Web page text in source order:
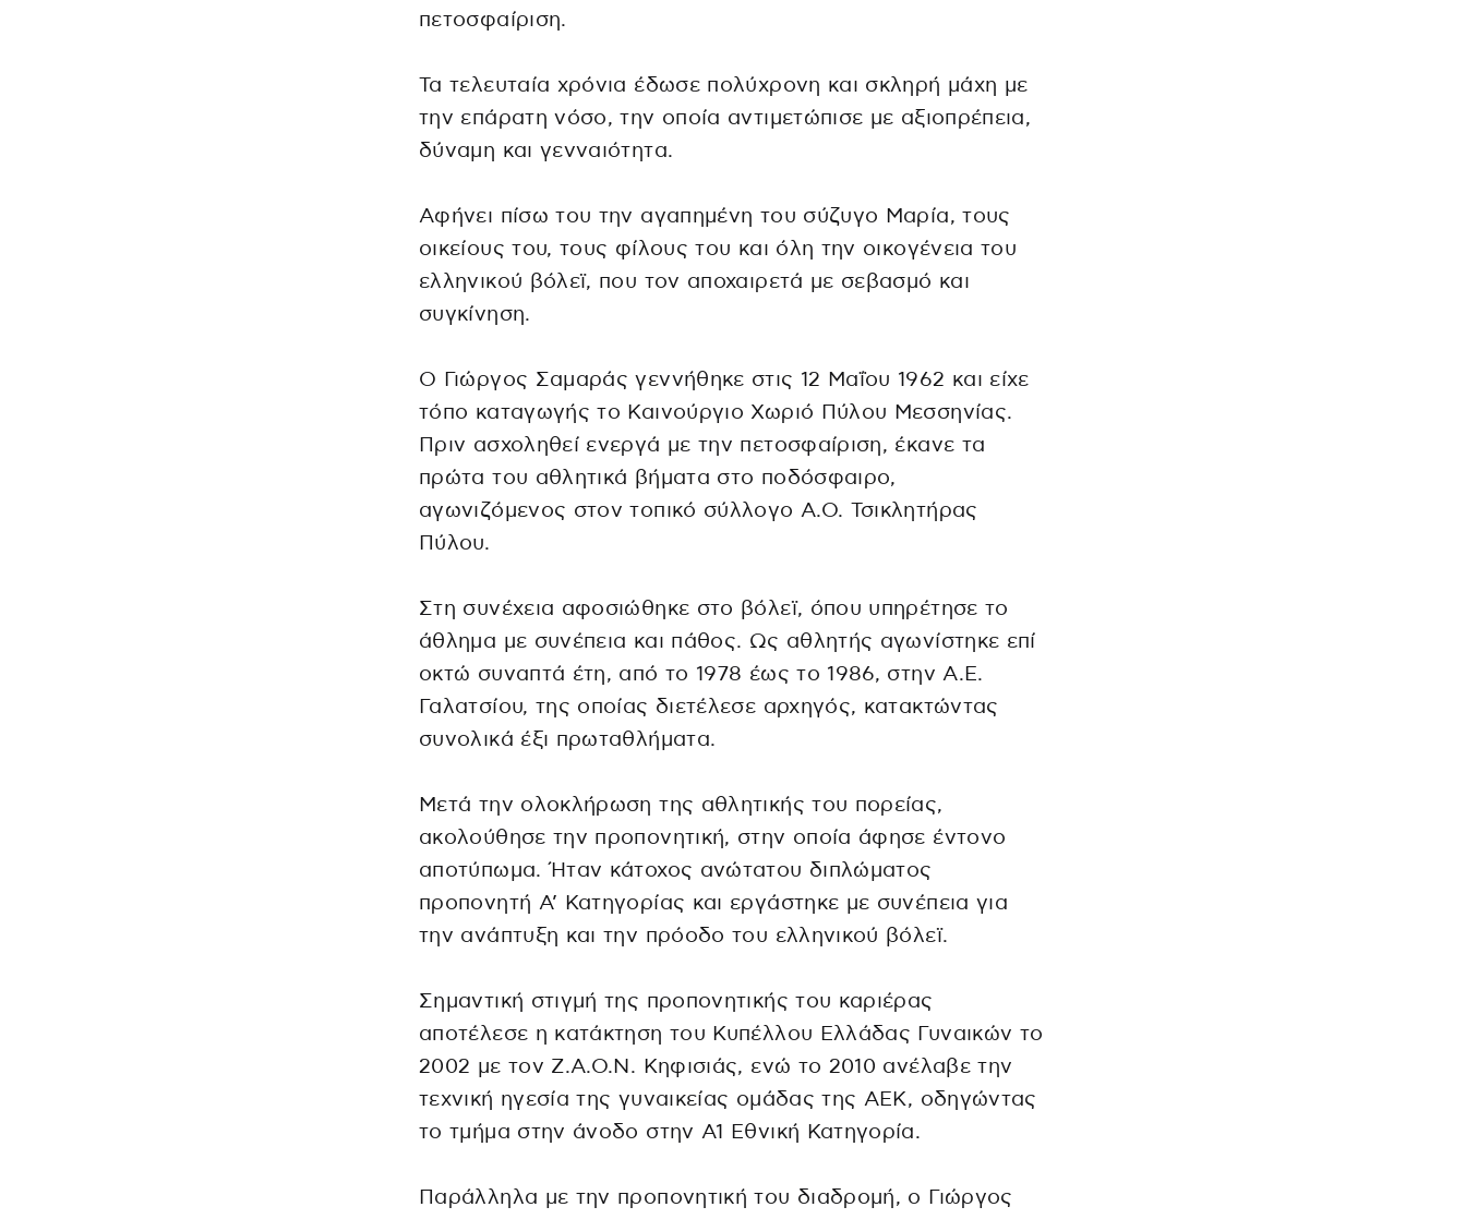
πετοσφαίριση.
Τα τελευταία χρόνια έδωσε πολύχρονη και σκληρή μάχη με
την επάρατη νόσο, την οποία αντιμετώπισε με αξιοπρέπεια,
δύναμη και γενναιότητα.
Αφήνει πίσω του την αγαπημένη του σύζυγο Μαρία, τους
οικείους του, τους φίλους του και όλη την οικογένεια του
ελληνικού βόλεϊ, που τον αποχαιρετά με σεβασμό και
συγκίνηση.
Ο Γιώργος Σαμαράς γεννήθηκε στις 12 Μαΐου 1962 και είχε
τόπο καταγωγής το Καινούργιο Χωριό Πύλου Μεσσηνίας.
Πριν ασχοληθεί ενεργά με την πετοσφαίριση, έκανε τα
πρώτα του αθλητικά βήματα στο ποδόσφαιρο,
αγωνιζόμενος στον τοπικό σύλλογο Α.Ο. Τσικλητήρας
Πύλου.
Στη συνέχεια αφοσιώθηκε στο βόλεϊ, όπου υπηρέτησε το
άθλημα με συνέπεια και πάθος. Ως αθλητής αγωνίστηκε επί
οκτώ συναπτά έτη, από το 1978 έως το 1986, στην Α.Ε.
Γαλατσίου, της οποίας διετέλεσε αρχηγός, κατακτώντας
συνολικά έξι πρωταθλήματα.
Μετά την ολοκλήρωση της αθλητικής του πορείας,
ακολούθησε την προπονητική, στην οποία άφησε έντονο
αποτύπωμα. Ήταν κάτοχος ανώτατου διπλώματος
προπονητή Α’ Κατηγορίας και εργάστηκε με συνέπεια για
την ανάπτυξη και την πρόοδο του ελληνικού βόλεϊ.
Σημαντική στιγμή της προπονητικής του καριέρας
αποτέλεσε η κατάκτηση του Κυπέλλου Ελλάδας Γυναικών το
2002 με τον Ζ.Α.Ο.Ν. Κηφισιάς, ενώ το 2010 ανέλαβε την
τεχνική ηγεσία της γυναικείας ομάδας της ΑΕΚ, οδηγώντας
το τμήμα στην άνοδο στην Α1 Εθνική Κατηγορία.
Παράλληλα με την προπονητική του διαδρομή, ο Γιώργος